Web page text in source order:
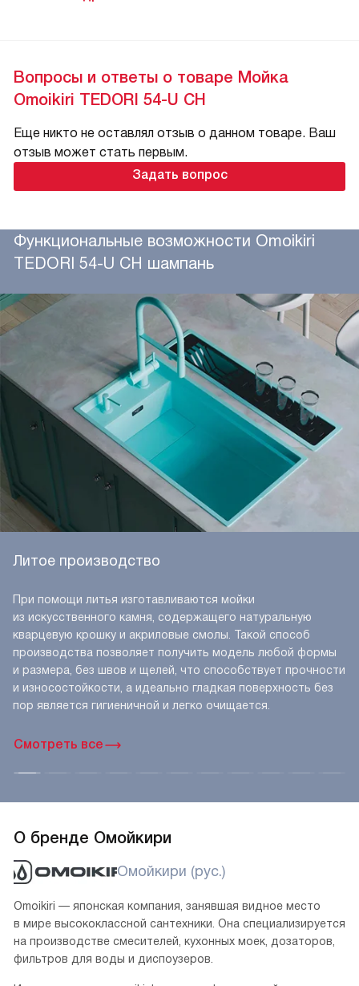
Вопросы и ответы о товаре Мойка
Omoikiri TEDORI 54-U CH
Еще никто не оставлял отзыв о данном товаре. Ваш
отзыв может стать первым.
Задать вопрос
Функциональные возможности Omoikiri
TEDORI 54-U CH шампань
Смотреть все
Литое производство
При помощи литья изготавливаются мойки
из искусственного камня, содержащего натуральную
кварцевую крошку и акриловые смолы. Такой способ
производства позволяет получить модель любой формы
и размера, без швов и щелей, что способствует прочности
и износостойкости, а идеально гладкая поверхность без
пор является гигиеничной и легко очищается.
О бренде Омойкири
Омойкири (рус.)
Omoikiri — японская компания, занявшая видное место
в мире высококлассной сантехники. Она специализируется
на производстве смесителей, кухонных моек, дозаторов,
фильтров для воды и диспоузеров.